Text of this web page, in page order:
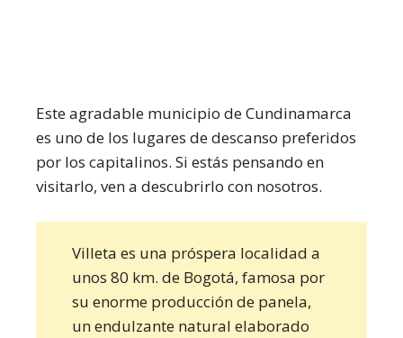
Este agradable municipio de Cundinamarca
es uno de los lugares de descanso preferidos
por los capitalinos. Si estás pensando en
visitarlo, ven a descubrirlo con nosotros.
Villeta es una próspera localidad a
unos 80 km. de Bogotá, famosa por
su enorme producción de panela,
un endulzante natural elaborado